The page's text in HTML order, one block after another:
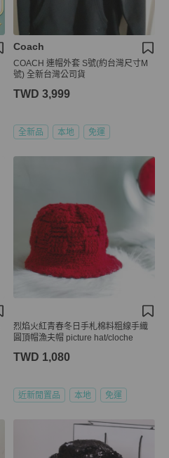
Coach
COACH 連帽外套 S號(約台灣尺寸M
號) 全新台灣公司貨
TWD 3,999
全新品 本地 免運
烈焰火紅青春冬日手札棉料粗線手織
圓頂帽漁夫帽 picture hat/cloche
TWD 1,080
近新閒置品 本地 免運